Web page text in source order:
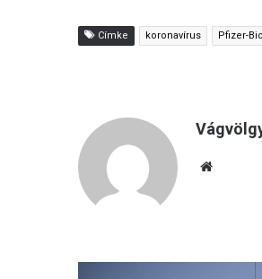
Címke koronavírus Pfizer-